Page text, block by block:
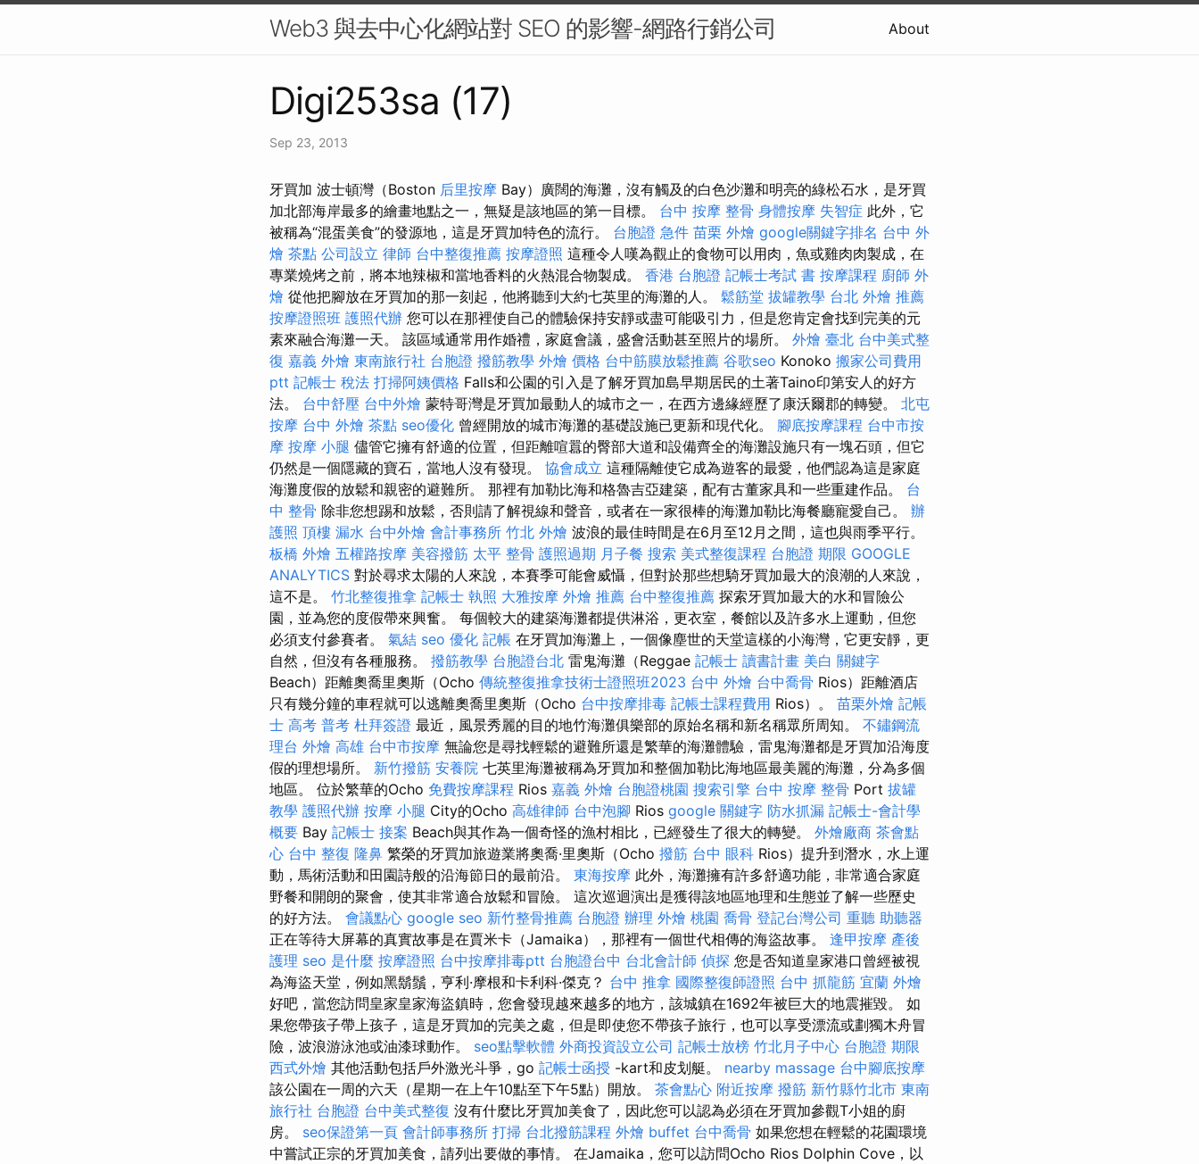
Web3 與去中心化網站對 SEO 的影響-網路行銷公司 About
Digi253sa (17)
Sep 23, 2013
牙買加 波士頓灣（Boston 后里按摩 Bay）廣闊的海灘，沒有觸及的白色沙灘和明亮的綠松石水，是牙買
加北部海岸最多的繪畫地點之一，無疑是該地區的第一目標。 台中 按摩 整骨 身體按摩 失智症 此外，它
被稱為“混蛋美食”的發源地，這是牙買加特色的流行。 台胞證 急件 苗栗 外燴 google關鍵字排名 台中 外
燴 茶點 公司設立 律師 台中整復推薦 按摩證照 這種令人嘆為觀止的食物可以用肉，魚或雞肉肉製成，在
專業燒烤之前，將本地辣椒和當地香料的火熱混合物製成。 香港 台胞證 記帳士考試 書 按摩課程 廚師 外
燴 從他把腳放在牙買加的那一刻起，他將聽到大約七英里的海灘的人。 鬆筋堂 拔罐教學 台北 外燴 推薦
按摩證照班 護照代辦 您可以在那裡使自己的體驗保持安靜或盡可能吸引力，但是您肯定會找到完美的元
素來融合海灘一天。 該區域通常用作婚禮，家庭會議，盛會活動甚至照片的場所。 外燴 臺北 台中美式整
復 嘉義 外燴 東南旅行社 台胞證 撥筋教學 外燴 價格 台中筋膜放鬆推薦 谷歌seo Konoko 搬家公司費用
ptt 記帳士 稅法 打掃阿姨價格 Falls和公園的引入是了解牙買加島早期居民的土著Taino印第安人的好方
法。 台中舒壓 台中外燴 蒙特哥灣是牙買加最動人的城市之一，在西方邊緣經歷了康沃爾郡的轉變。 北屯
按摩 台中 外燴 茶點 seo優化 曾經開放的城市海灘的基礎設施已更新和現代化。 腳底按摩課程 台中市按
摩 按摩 小腿 儘管它擁有舒適的位置，但距離喧囂的臀部大道和設備齊全的海灘設施只有一塊石頭，但它
仍然是一個隱藏的寶石，當地人沒有發現。 協會成立 這種隔離使它成為遊客的最愛，他們認為這是家庭
海灘度假的放鬆和親密的避難所。 那裡有加勒比海和格魯吉亞建築，配有古董家具和一些重建作品。 台
中 整骨 除非您想踢和放鬆，否則請了解視線和聲音，或者在一家很棒的海灘加勒比海餐廳寵愛自己。 辦
護照 頂樓 漏水 台中外燴 會計事務所 竹北 外燴 波浪的最佳時間是在6月至12月之間，這也與雨季平行。
板橋 外燴 五權路按摩 美容撥筋 太平 整骨 護照過期 月子餐 搜索 美式整復課程 台胞證 期限 GOOGLE
ANALYTICS 對於尋求太陽的人來說，本賽季可能會威懾，但對於那些想騎牙買加最大的浪潮的人來說，
這不是。 竹北整復推拿 記帳士 執照 大雅按摩 外燴 推薦 台中整復推薦 探索牙買加最大的水和冒險公​​
園，並為您的度假帶來興奮。 每個較大的建築海灘都提供淋浴，更衣室，餐館以及許多水上運動，但您
必須支付參賽者。 氣結 seo 優化 記帳 在牙買加海灘上，一個像塵世的天堂這樣的小海灣，它更安靜，更
自然，但沒有各種服務。 撥筋教學 台胞證台北 雷鬼海灘（Reggae 記帳士 讀書計畫 美白 關鍵字
Beach）距離奧喬里奧斯（Ocho 傳統整復推拿技術士證照班2023 台中 外燴 台中喬骨 Rios）距離酒店
只有幾分鐘的車程就可以逃離奧喬里奧斯（Ocho 台中按摩排毒 記帳士課程費用 Rios）。 苗栗外燴 記帳
士 高考 普考 杜拜簽證 最近，風景秀麗的目的地竹海灘俱樂部的原始名稱和新名稱眾所周知。 不鏽鋼流
理台 外燴 高雄 台中市按摩 無論您是尋找輕鬆的避難所還是繁華的海灘體驗，雷鬼海灘都是牙買加沿海度
假的理想場所。 新竹撥筋 安養院 七英里海灘被稱為牙買加和整個加勒比海地區最美麗的海灘，分為多個
地區。 位於繁華的Ocho 免費按摩課程 Rios 嘉義 外燴 台胞證桃園 搜索引擎 台中 按摩 整骨 Port 拔罐
教學 護照代辦 按摩 小腿 City的Ocho 高雄律師 台中泡腳 Rios google 關鍵字 防水抓漏 記帳士-會計學
概要 Bay 記帳士 接案 Beach與其作為一個奇怪的漁村相比，已經發生了很大的轉變。 外燴廠商 茶會點
心 台中 整復 隆鼻 繁榮的牙買加旅遊業將奧喬·里奧斯（Ocho 撥筋 台中 眼科 Rios）提升到潛水，水上運
動，馬術活動和田園詩般的沿海節日的最前沿。 東海按摩 此外，海灘擁有許多舒適功能，非常適合家庭
野餐和開朗的聚會，使其非常適合放鬆和冒險。 這次巡迴演出是獲得該地區地理和生態並了解一些歷史
的好方法。 會議點心 google seo 新竹整骨推薦 台胞證 辦理 外燴 桃園 喬骨 登記台灣公司 重聽 助聽器
正在等待大屏幕的真實故事是在賈米卡（Jamaika），那裡有一個世代相傳的海盜故事。 逢甲按摩 產後
護理 seo 是什麼 按摩證照 台中按摩排毒ptt 台胞證台中 台北會計師 偵探 您是否知道皇家港口曾經被視
為海盜天堂，例如黑鬍鬚，亨利·摩根和卡利科·傑克？ 台中 推拿 國際整復師證照 台中 抓龍筋 宜蘭 外燴
好吧，當您訪問皇家皇家海盜鎮時，您會發現越來越多的地方，該城鎮在1692年被巨大的地震摧毀。 如
果您帶孩子帶上孩子，這是牙買加的完美之處，但是即使您不帶孩子旅行，也可以享受漂流或劃獨木舟冒
險，波浪游泳池或油漆球動作。 seo點擊軟體 外商投資設立公司 記帳士放榜 竹北月子中心 台胞證 期限
西式外燴 其他活動包括戶外激光斗爭，go 記帳士函授 -kart和皮划艇。 nearby massage 台中腳底按摩
該公園在一周的六天（星期一在上午10點至下午5點）開放。 茶會點心 附近按摩 撥筋 新竹縣竹北市 東南
旅行社 台胞證 台中美式整復 沒有什麼比牙買加美食了，因此您可以認為必須在牙買加參觀T小姐的廚
房。 seo保證第一頁 會計師事務所 打掃 台北撥筋課程 外燴 buffet 台中喬骨 如果您想在輕鬆的花園環境
中嘗試正宗的牙買加美食，請列出要做的事情。 在Jamaika，您可以訪問Ocho Rios Dolphin Cove，以